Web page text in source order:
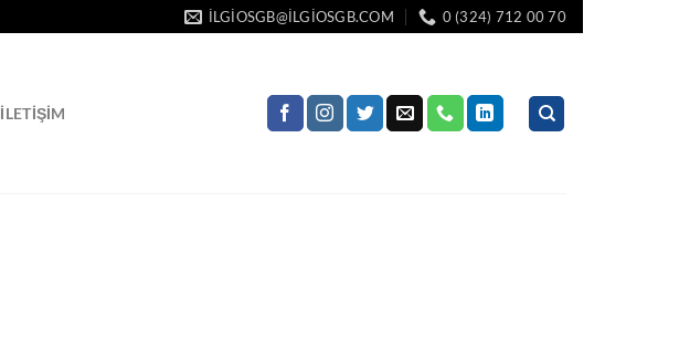
ILGIOSGB@ILGIOSGB.COM 0 (324) 712 00 70
İLETIŞIM